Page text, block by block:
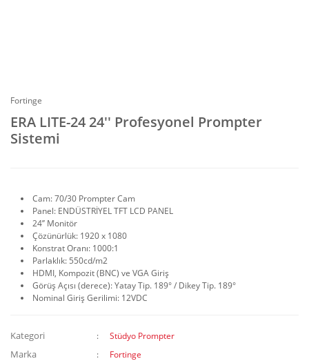
Fortinge
ERA LITE-24 24'' Profesyonel Prompter
Sistemi
Cam: 70/30 Prompter Cam
Panel: ENDÜSTRİYEL TFT LCD PANEL
24’’ Monitör
Çözünürlük: 1920 x 1080
Konstrat Oranı: 1000:1
Parlaklık: 550cd/m2
HDMI, Kompozit (BNC) ve VGA Giriş
Görüş Açısı (derece): Yatay Tip. 189° / Dikey Tip. 189°
Nominal Giriş Gerilimi: 12VDC
Kategori Stüdyo Prompter
Marka Fortinge